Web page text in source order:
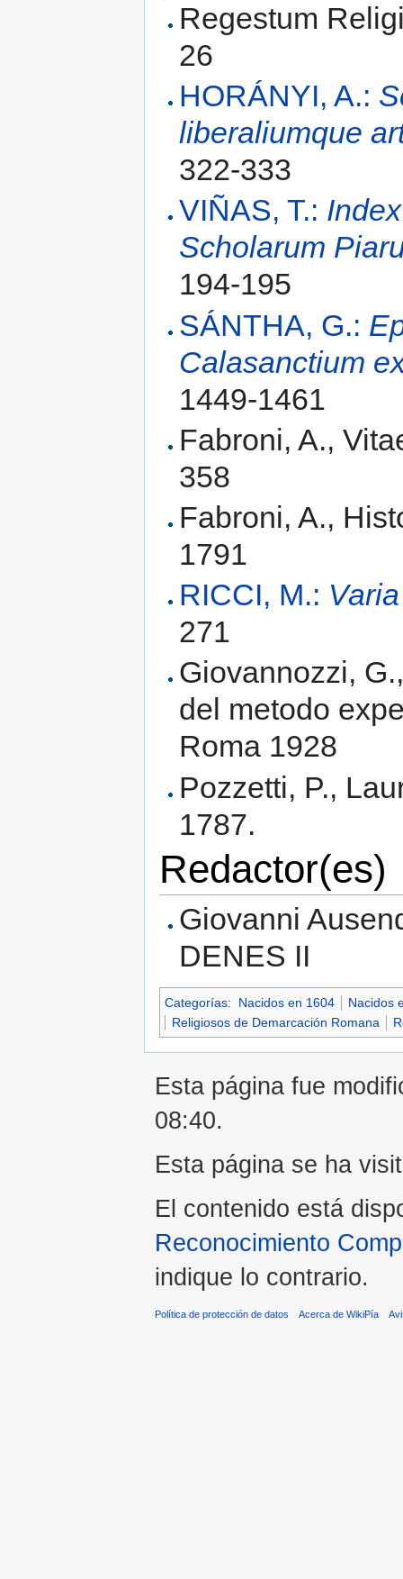
Regestum
26
HORÁNYI, A.:
liberaliumque
322-333
VIÑAS, T.:
Scholarum
194-195
SÁNTHA, G.:
Calasanctium
1449-1461
Fabroni, A.,
358
Fabroni, A.,
1791
RICCI, M.:
271
Giovannozzi,
del metodo
Roma 1928
Pozzetti, P.,
1787.
Redactor(es)
Giovanni
DENES II
Categorías: Nacidos en 1604
Nacidos
Religiosos de Demarcación Romana
Esta página fue
08:40.
Esta página se ha
El contenido está
Reconocimiento
indique lo contrario.
Política de protección de datos Acerca de WikiPía